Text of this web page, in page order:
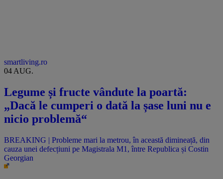
smartliving.ro
04 AUG.
Legume și fructe vândute la poartă:
„Dacă le cumperi o dată la șase luni nu e
nicio problemă“
BREAKING | Probleme mari la metrou, în această dimineață, din
cauza unei defecțiuni pe Magistrala M1, între Republica și Costin
Georgian